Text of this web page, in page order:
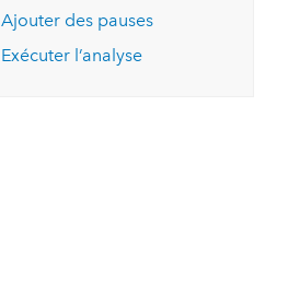
Ajouter des pauses
Exécuter l’analyse